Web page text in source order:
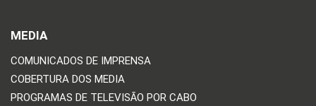
MEDIA
COMUNICADOS DE IMPRENSA
COBERTURA DOS MEDIA
PROGRAMAS DE TELEVISÃO POR CABO